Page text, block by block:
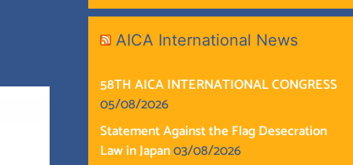
AICA International News
58TH AICA INTERNATIONAL CONGRESS
05/08/2026
Statement Against the Flag Desecration
Law in Japan03/08/2026